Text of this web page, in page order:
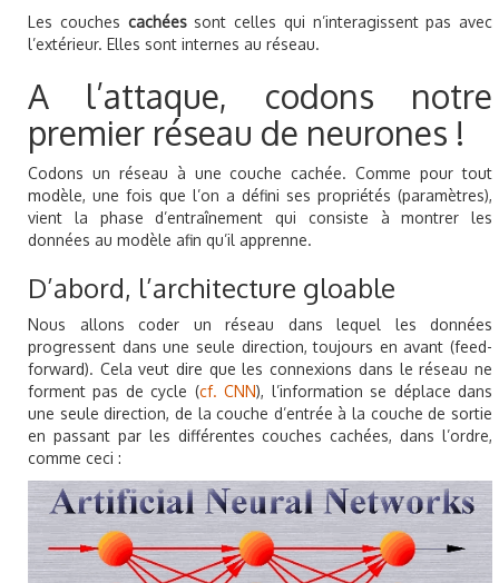
Les couches cachéessont celles qui n’interagissent pas avec
l’extérieur. Elles sont internes au réseau.
A l’attaque, codons notre
premier réseau de neurones !
Codons un réseau à une couche cachée. Comme pour tout
modèle, une fois que l’on a défini ses propriétés (paramètres),
vient la phase d’entraînement qui consiste à montrer les
données au modèle afin qu’il apprenne.
D’abord, l’architecture gloable
Nous allons coder un réseau dans lequel les données
progressent dans une seule direction, toujours en avant (feed-
forward). Cela veut dire que les connexions dans le réseau ne
forment pas de cycle (cf. CNN), l’information se déplace dans
une seule direction, de la couche d’entrée à la couche de sortie
en passant par les différentes couches cachées, dans l’ordre,
comme ceci :